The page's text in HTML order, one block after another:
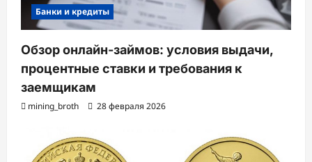
Банки и кредиты
Обзор онлайн-займов: условия выдачи,
процентные ставки и требования к
заемщикам
mining_broth 28 февраля 2026